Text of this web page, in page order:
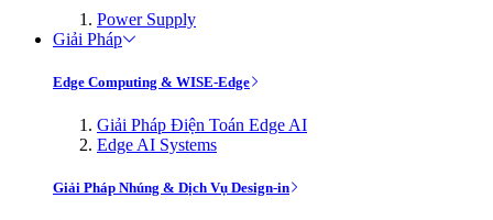
Power Supply
Giải Pháp
Edge Computing & WISE-Edge
Giải Pháp Điện Toán Edge AI
Edge AI Systems
Giải Pháp Nhúng & Dịch Vụ Design-in